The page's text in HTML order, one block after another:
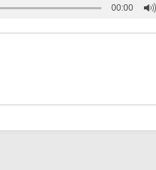
00:00